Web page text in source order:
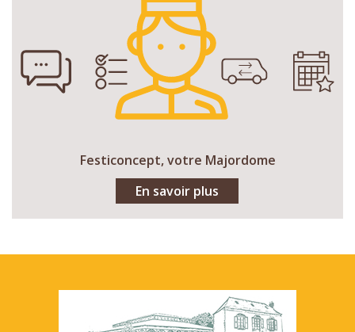
Festiconcept, votre Majordome
En savoir plus